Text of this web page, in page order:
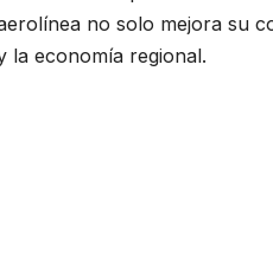
no solo mejora su
la economía regional.